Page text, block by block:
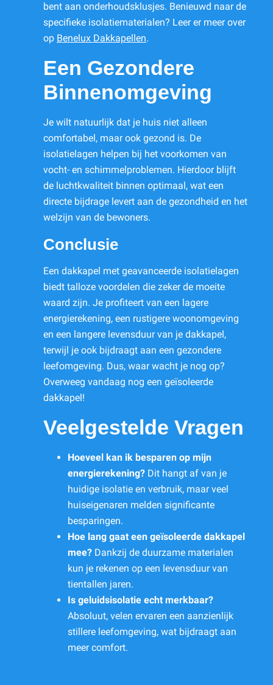
bent aan onderhoudsklusjes. Benieuwd naar de
specifieke isolatiematerialen? Leer er meer over
op Benelux Dakkapellen.
Een Gezondere
Binnenomgeving
Je wilt natuurlijk dat je huis niet alleen
comfortabel, maar ook gezond is. De
isolatielagen helpen bij het voorkomen van
vocht- en schimmelproblemen. Hierdoor blijft
de luchtkwaliteit binnen optimaal, wat een
directe bijdrage levert aan de gezondheid en het
welzijn van de bewoners.
Conclusie
Een dakkapel met geavanceerde isolatielagen
biedt talloze voordelen die zeker de moeite
waard zijn. Je profiteert van een lagere
energierekening, een rustigere woonomgeving
en een langere levensduur van je dakkapel,
terwijl je ook bijdraagt aan een gezondere
leefomgeving. Dus, waar wacht je nog op?
Overweeg vandaag nog een geïsoleerde
dakkapel!
Veelgestelde Vragen
Hoeveel kan ik besparen op mijn
energierekening? Dit hangt af van je
huidige isolatie en verbruik, maar veel
huiseigenaren melden significante
besparingen.
Hoe lang gaat een geïsoleerde dakkapel
mee? Dankzij de duurzame materialen
kun je rekenen op een levensduur van
tientallen jaren.
Is geluidsisolatie echt merkbaar?
Absoluut, velen ervaren een aanzienlijk
stillere leefomgeving, wat bijdraagt aan
meer comfort.